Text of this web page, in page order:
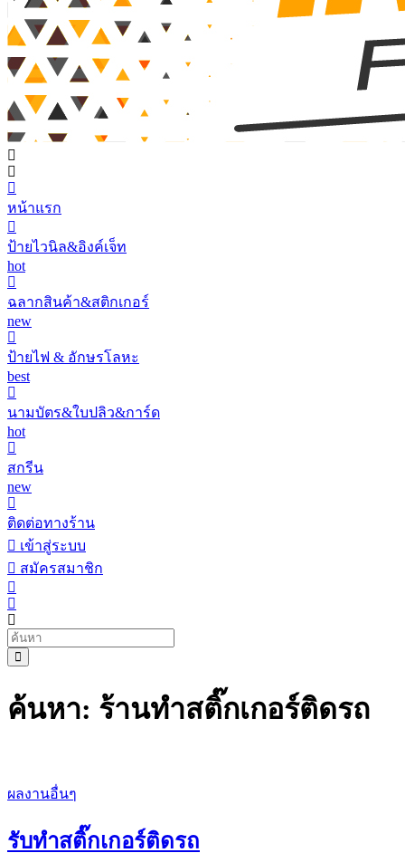
หน้าแรก
ป้ายไวนิล&อิงค์เจ็ท
hot
ฉลากสินค้า&สติกเกอร์
new
ป้ายไฟ & อักษรโลหะ
best
นามบัตร&ใบปลิว&การ์ด
hot
สกรีน
new
ติดต่อทางร้าน
เข้าสู่ระบบ
สมัครสมาชิก
ค้นหา: ร้านทําสติ๊กเกอร์ติดรถ
ผลงานอื่นๆ
รับทำสติ๊กเกอร์ติดรถ